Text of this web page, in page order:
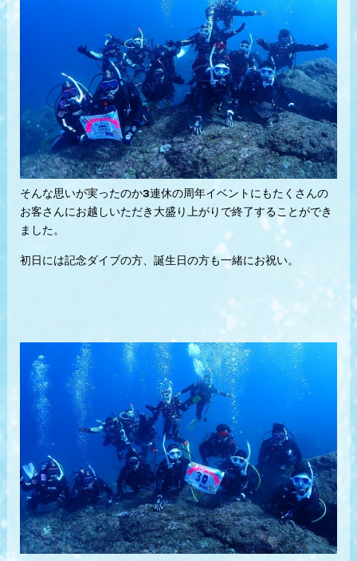
そんな思いが実ったのか3連休の周年イベントにもたくさんの
お客さんにお越しいただき大盛り上がりで終了することができ
ました。
初日には記念ダイブの方、誕生日の方も一緒にお祝い。